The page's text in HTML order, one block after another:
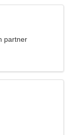
partner